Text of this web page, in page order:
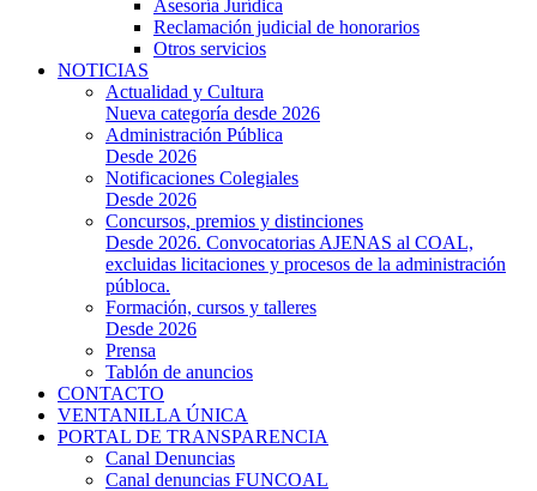
Asesoría Jurídica
Reclamación judicial de honorarios
Otros servicios
NOTICIAS
Actualidad y Cultura
Nueva categoría desde 2026
Administración Pública
Desde 2026
Notificaciones Colegiales
Desde 2026
Concursos, premios y distinciones
Desde 2026. Convocatorias AJENAS al COAL,
excluidas licitaciones y procesos de la administración
públoca.
Formación, cursos y talleres
Desde 2026
Prensa
Tablón de anuncios
CONTACTO
VENTANILLA ÚNICA
PORTAL DE TRANSPARENCIA
Canal Denuncias
Canal denuncias FUNCOAL